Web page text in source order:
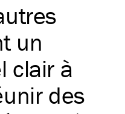
un
clair à
des